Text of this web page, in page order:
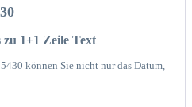
1+1 Zeile Text
können Sie nicht nur das Datum,